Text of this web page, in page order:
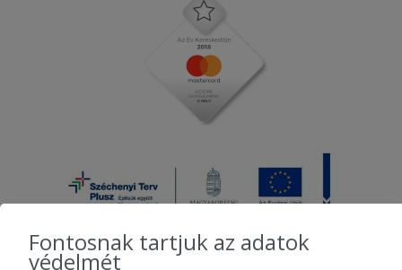
Fontosnak tartjuk az adatok
védelmét